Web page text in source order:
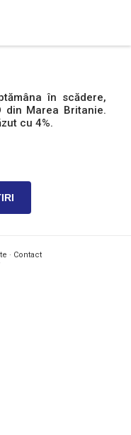
în scădere,
din Marea Britanie.
cu 4%.
· Contact